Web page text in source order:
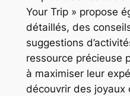
Your Trip » propose
détaillés, des
suggestions
ressource précieuse
à maximiser leur
découvrir des joyaux